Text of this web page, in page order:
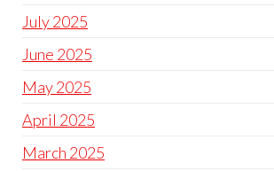
July 2025
June 2025
May 2025
April 2025
March 2025